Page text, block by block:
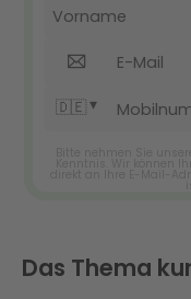
Das Thema